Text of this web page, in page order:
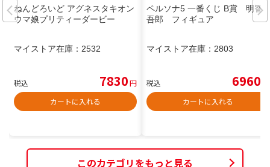
ねんどろいど アグネスタキオン
ウマ娘プリティーダービー
マイストア在庫： 2532
税込 7830円
カートに入れる
ペルソナ5 一番くじ B賞 明智
吾郎 フィギュア
マイストア在庫： 2803
税込 6960
カートに入れる
このカテゴリをもっと見る